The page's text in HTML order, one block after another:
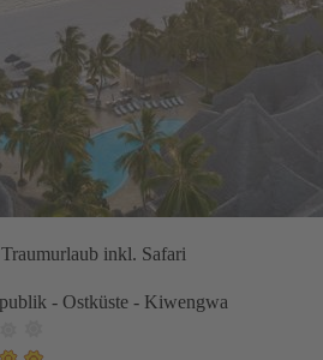
inkl. Safari
- Ostküste - Kiwengwa